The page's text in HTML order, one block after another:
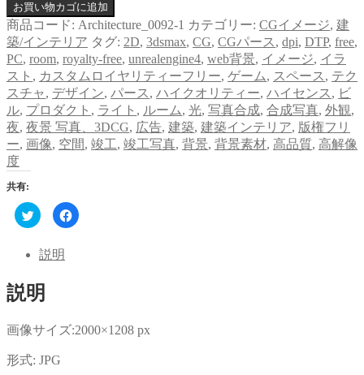
お買い物カゴに追加
商品コード: Architecture_0092-1 カテゴリー: CGイメージ, 建
築/インテリア タグ: 2D, 3dsmax, CG, CGパース , dpi, DTP, free,
PC, room, royalty-free, unrealengine4, web背景, イメージ, イラ
スト , カスタムロイヤリティーフリー, ゲーム, スペース , テク
スチャ, デザイン, パース , ハイクオリティー, ハイセンス , ビ
ル, プロダクト , ライト , ルーム, 光, 写真合成, 合成写真, 外観,
夜, 夜景 写真、3DCG, 広告, 建築, 建築インテリア, 版権フリ
ー, 画像, 空間, 竣工, 竣工写真, 背景, 背景素材, 高品質, 高解像
度
共有:
ク
リ
し
て
で
共
有
い
ウ
ン
ド
Facebook
で
し
て
説明
説明
画像サイズ:2000×1208 px
形式: JPG